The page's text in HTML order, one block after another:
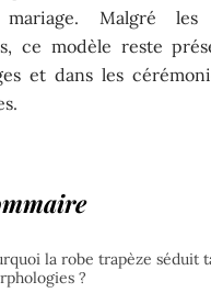
Malgré les
ce modèle reste
et dans les
la robe trapèze séduit
?